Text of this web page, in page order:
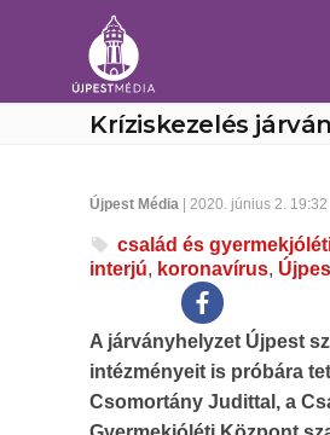
Kríziskezelés
Újpest Média | 2020. június 2. 19:32
család és
interjú, koronavírus,
A járványhelyzet Újpest
intézményeit is próbára
Csomortány Judittal, a